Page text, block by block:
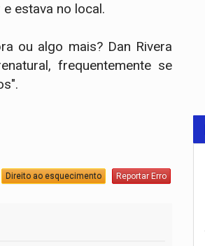
estava no local.
ou algo mais? Dan Rivera
frequentemente se
Direito ao esquecimento Reportar Erro